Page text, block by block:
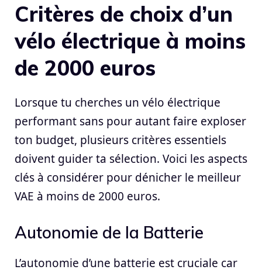
Critères de choix d’un
vélo électrique à moins
de 2000 euros
Lorsque tu cherches un vélo électrique
performant sans pour autant faire exploser
ton budget, plusieurs critères essentiels
doivent guider ta sélection. Voici les aspects
clés à considérer pour dénicher le meilleur
VAE à moins de 2000 euros.
Autonomie de la Batterie
L’autonomie d’une batterie est cruciale car